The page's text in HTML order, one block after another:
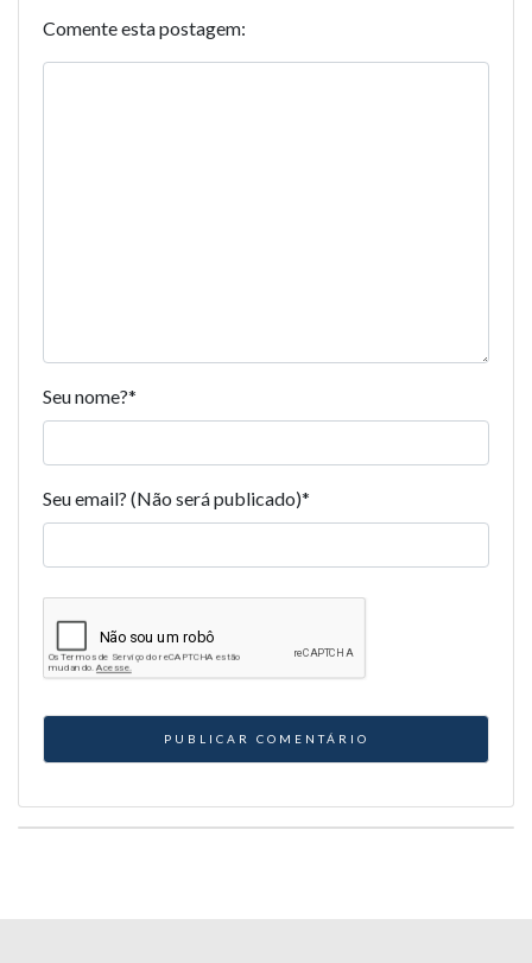
Comente esta postagem:
Seu nome?*
Seu email? (Não será publicado)*